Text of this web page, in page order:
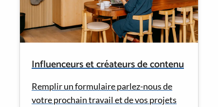
Influenceurs et créateurs de contenu
Remplir un formulaire parlez-nous de
votre prochain travail et de vos projets